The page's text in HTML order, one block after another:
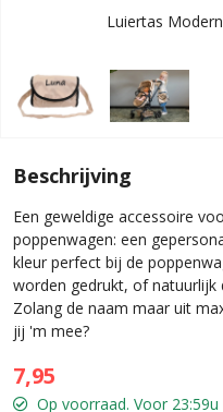
Luiertas
Beschrijving
Een geweldige accessoire
poppenwagen: een
kleur perfect bij de
worden gedrukt, of natuurlijk
Zolang de naam maar uit
jij 'm mee?
7,95
Op voorraad. Voor